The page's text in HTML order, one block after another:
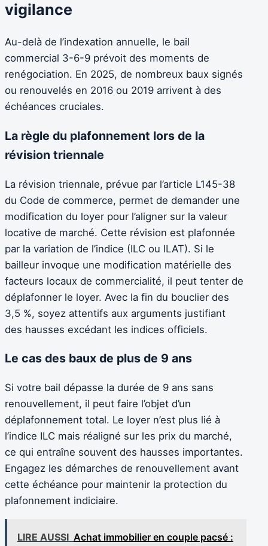
vigilance
Au-delà de l’indexation annuelle, le bail
commercial 3-6-9 prévoit des moments de
renégociation. En 2025, de nombreux baux signés
ou renouvelés en 2016 ou 2019 arrivent à des
échéances cruciales.
La règle du plafonnement lors de la
révision triennale
La révision triennale, prévue par l’article L145-38
du Code de commerce, permet de demander une
modification du loyer pour l’aligner sur la valeur
locative de marché. Cette révision est plafonnée
par la variation de l’indice (ILC ou ILAT). Si le
bailleur invoque une modification matérielle des
facteurs locaux de commercialité, il peut tenter de
déplafonner le loyer. Avec la fin du bouclier des
3,5 %, soyez attentifs aux arguments justifiant
des hausses excédant les indices officiels.
Le cas des baux de plus de 9 ans
Si votre bail dépasse la durée de 9 ans sans
renouvellement, il peut faire l’objet d’un
déplafonnement total. Le loyer n’est plus lié à
l’indice ILC mais réaligné sur les prix du marché,
ce qui entraîne souvent des hausses importantes.
Engagez les démarches de renouvellement avant
cette échéance pour maintenir la protection du
plafonnement indiciaire.
LIRE AUSSI Achat immobilier en couple pacsé :